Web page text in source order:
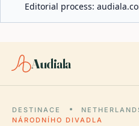
Editorial process:
Audiala
DESTINACE
NÁRODNÍHO DIVADLA